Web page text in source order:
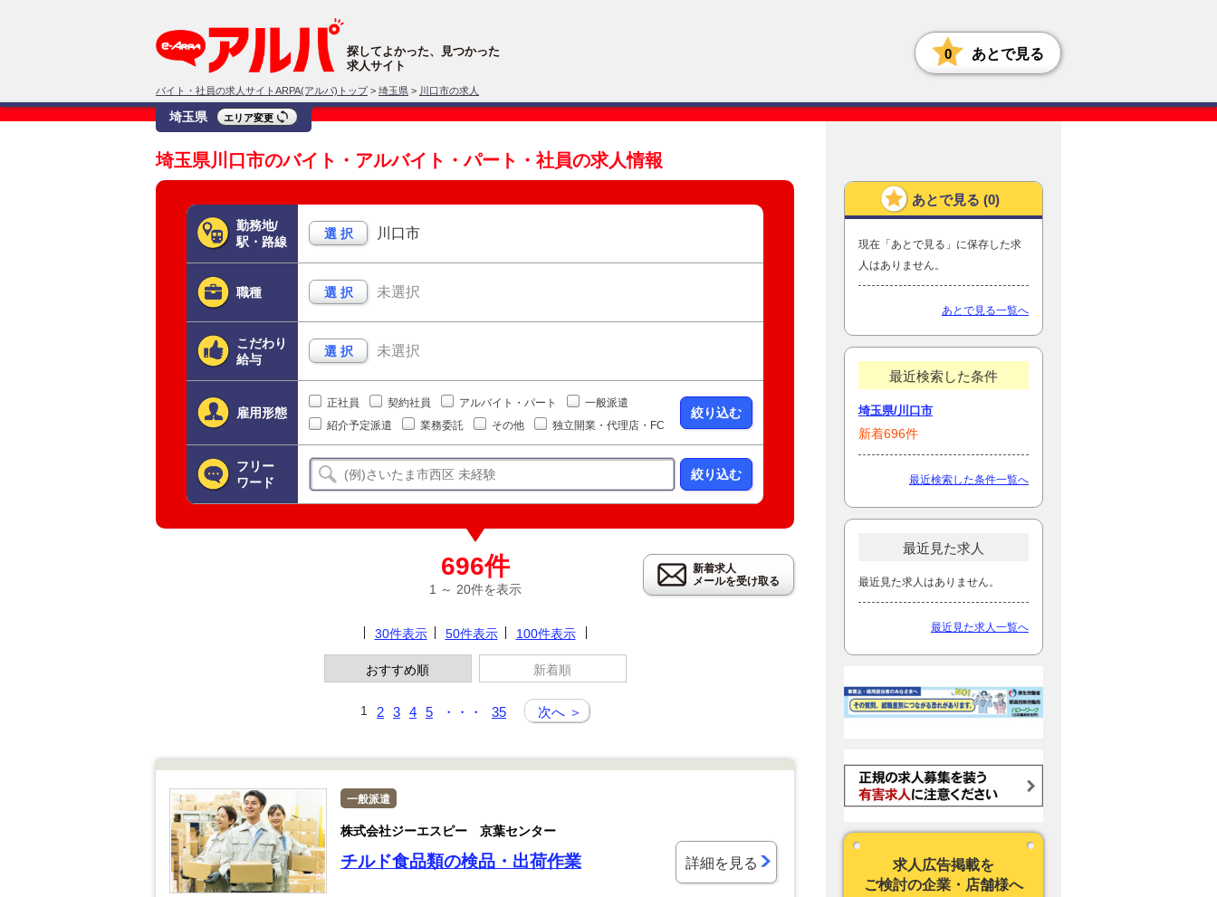
探してよかった、見つかった
求人サイト
バイト・社員の求人サイトARPA(アルパ)トップ > 埼玉県 > 川口市の求人
0 あとで見る
埼玉県 エリア変更
埼玉県川口市のバイト・アルバイト・パート・社員の求人情報
勤務地/
駅・路線
選 択 川口市
職種 選 択 未選択
こだわり
給与
選 択 未選択
雇用形態
正社員 契約社員 アルバイト・パート
一般派遣
紹介予定派遣
業務委託 その他 独立開業・代理店・FC
絞り込む
フリー
ワード
絞り込む
696件
1 ～ 20件を表示
30件表示 50件表示 100件表示
おすすめ順 新着順
1 2 3 4 5 ・・・ 35 次へ ＞
新着求人
メールを受け取る
一般派遣
株式会社ジーエスピー 京葉センター
チルド食品類の検品・出荷作業 詳細を見る
あとで見る (0)
現在「あとで見る」に保存した求
人はありません。
あとで見る一覧へ
最近検索した条件
埼玉県/川口市
新着696件
最近検索した条件一覧へ
最近見た求人
最近見た求人はありません。
最近見た求人一覧へ
求人広告掲載を
ご検討の企業・店舗様へ